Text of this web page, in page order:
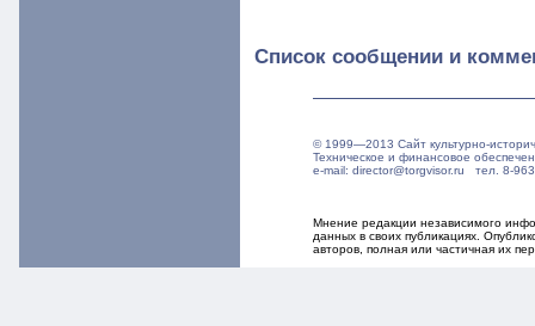
Список сообщении и
© 1999—2013 Сайт культурно-
Техническое и финансовое
e-mail: director@torgvisor.ru тел. 8-
Мнение редакции независимого
данных в своих публикациях.
авторов, полная или частичная их